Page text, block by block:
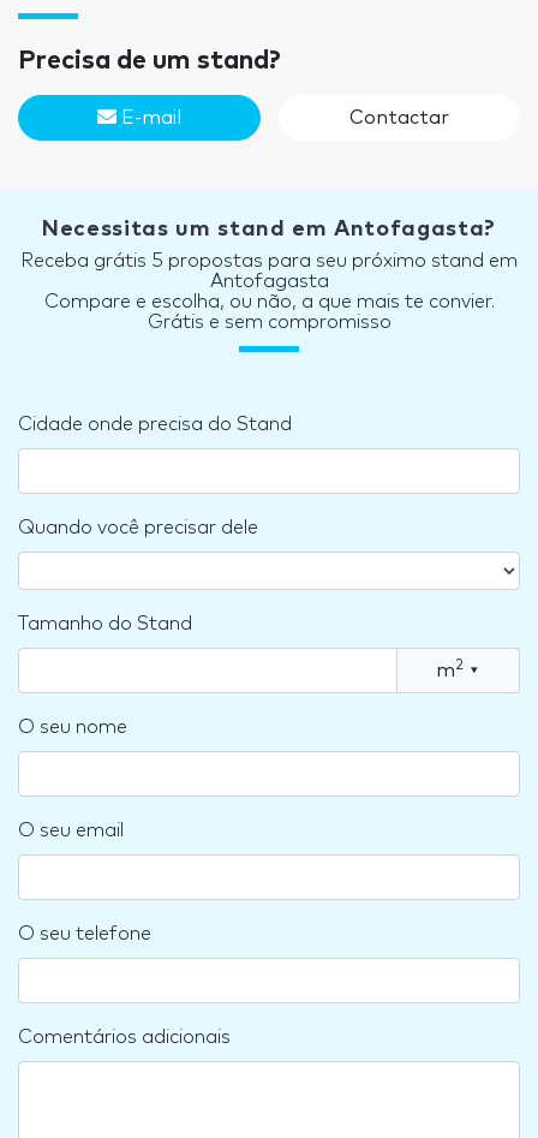
Precisa de um stand?
E-mail Contactar
Necessitas um stand em Antofagasta?
Receba grátis 5 propostas para seu próximo stand em
Antofagasta
Compare e escolha, ou não, a que mais te convier.
Grátis e sem compromisso
Cidade onde precisa do Stand
Quando você precisar dele
Tamanho do Stand
m2 ▾
O seu nome
O seu email
O seu telefone
Comentários adicionais